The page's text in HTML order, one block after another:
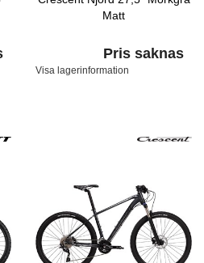
Matt
Pris saknas
Visa lagerinformation